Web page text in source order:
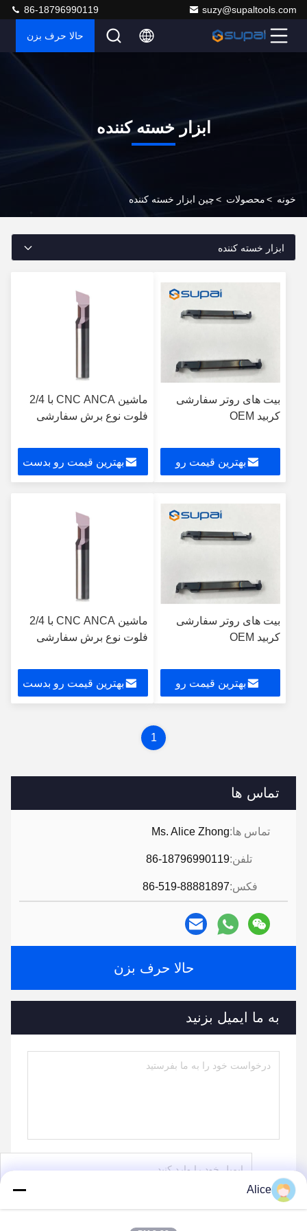
suzy@supaltools.com
86-18796990119
حالا حرف بزن
ابزار خسته کننده
خونه >محصولات >چین ابزار خسته کننده
تماس ها
تماس ها:Ms. Alice Zhong
تلفن:86-18796990119
فکس:86-519-88881897
حالا حرف بزن
به ما ایمیل بزنید
بفرست
ابزار خسته کننده
بیت های روتر سفارشی
کربید OEM
بهترین قیمت رو
ماشین CNC ANCA با 2/4
فلوت نوع برش سفارشی
بهترین قیمت رو بدست
بیت های روتر سفارشی
کربید OEM
بهترین قیمت رو
ماشین CNC ANCA با 2/4
فلوت نوع برش سفارشی
بهترین قیمت رو بدست
1
Alice